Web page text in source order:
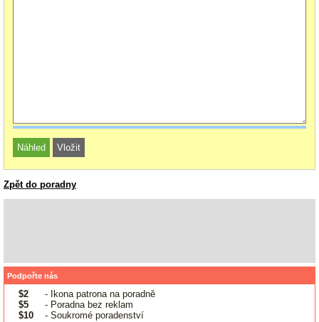
Zpět do poradny
Podpořte nás
$2
- Ikona patrona na poradně
$5
- Poradna bez reklam
$10
- Soukromé poradenství